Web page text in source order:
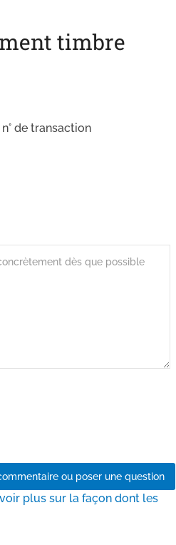
timbre
de transaction
plus sur la façon dont les